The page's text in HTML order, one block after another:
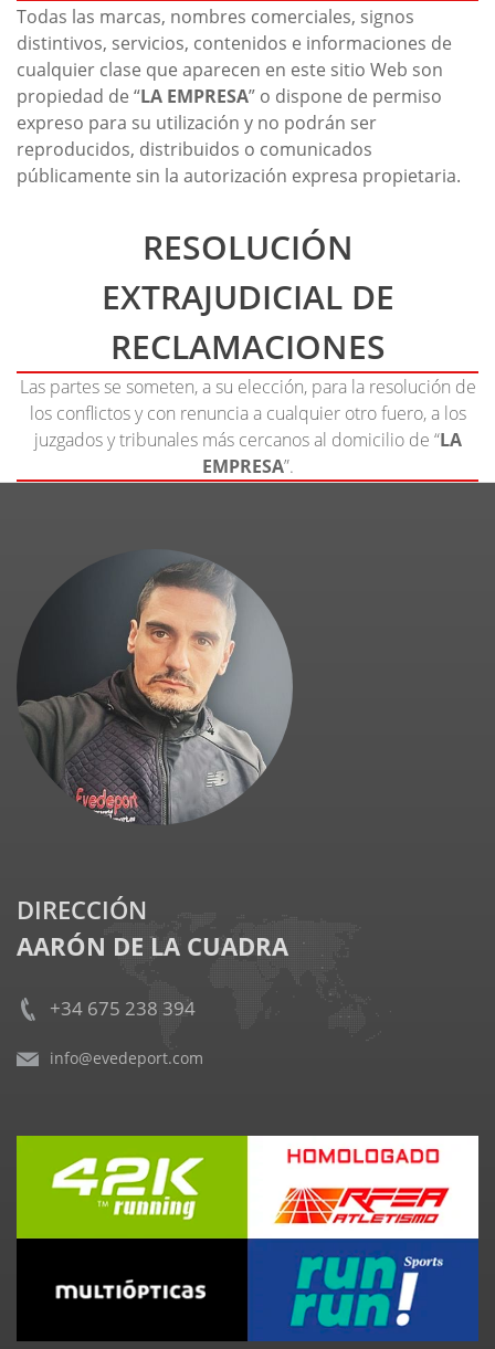
Todas las marcas, nombres comerciales, signos
distintivos, servicios, contenidos e informaciones de
cualquier clase que aparecen en este sitio Web son
propiedad de “LA EMPRESA” o dispone de permiso
expreso para su utilización y no podrán ser
reproducidos, distribuidos o comunicados
públicamente sin la autorización expresa propietaria.
RESOLUCIÓN
EXTRAJUDICIAL DE
RECLAMACIONES
Las partes se someten, a su elección, para la resolución de
los conflictos y con renuncia a cualquier otro fuero, a los
juzgados y tribunales más cercanos al domicilio de “LA
EMPRESA”.
DIRECCIÓN
AARÓN DE LA CUADRA
+34 675 238 394
info@evedeport.com